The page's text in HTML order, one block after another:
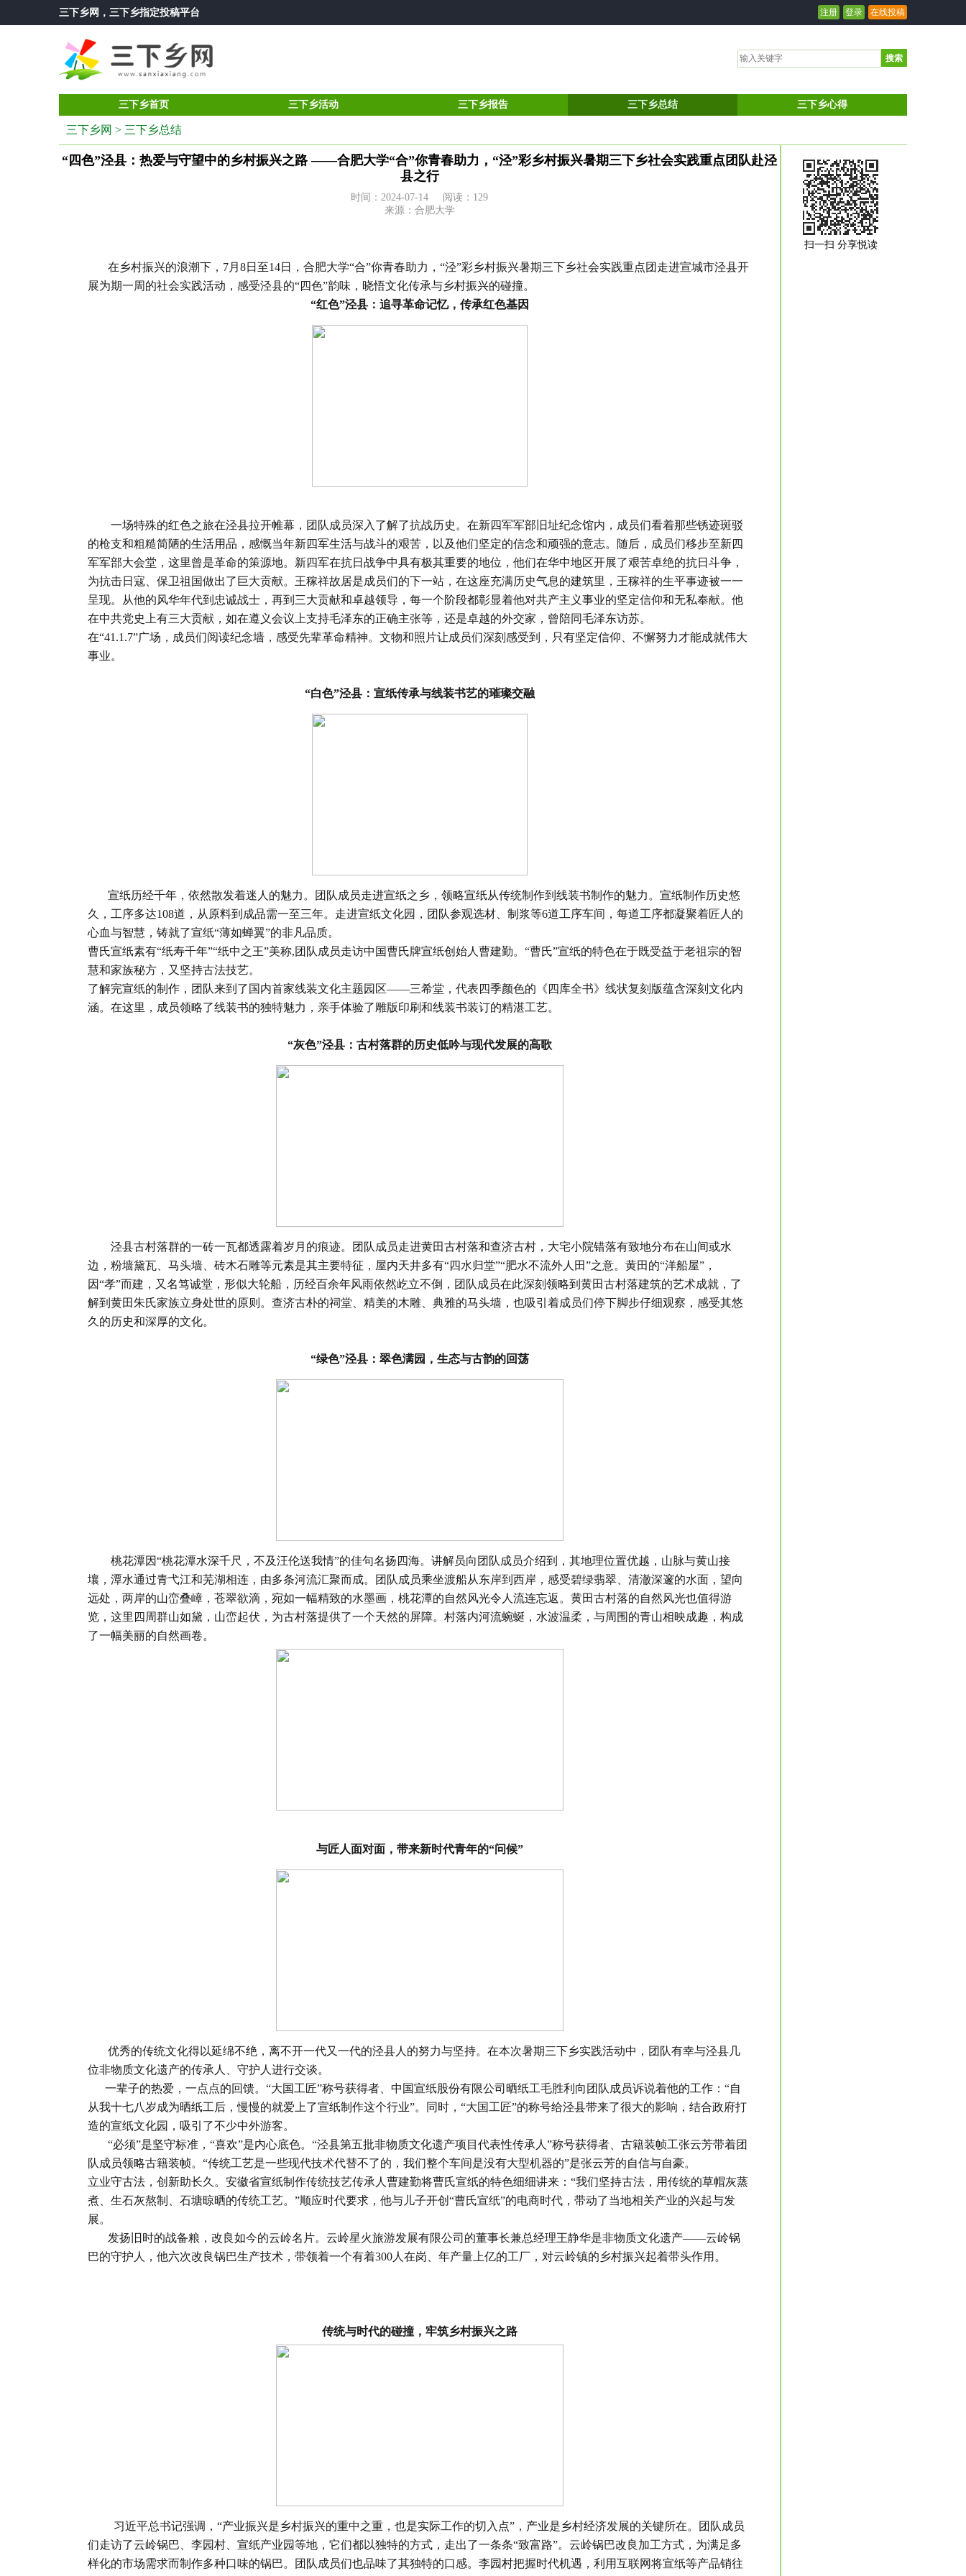
注册 登录 在线投稿
三下乡网 ，三下乡指定投稿平台
搜索
三下乡首页 三下乡活动 三下乡报告 三下乡总结 三下乡心得
三下乡网 > 三下乡总结
“四色”泾县：热爱与守望中的乡村振兴之路 ——合肥大学“合”你青春助力，“泾”彩乡村振兴暑期三下乡社会实践重点团队赴泾
县之行
时间：2024-07-14 阅读： 129
来源：合肥大学
在乡村振兴的浪潮下，7月8日至14日，合肥大学“合”你青春助力，“泾”彩乡村振兴暑期三下乡社会实践重点团走进宣城市泾县开
展为期一周的社会实践活动，感受泾县的“四色”韵味，晓悟文化传承与乡村振兴的碰撞。
“红色”泾县：追寻革命记忆，传承红色基因
一场特殊的红色之旅在泾县拉开帷幕，团队成员深入了解了抗战历史。在新四军军部旧址纪念馆内，成员们看着那些锈迹斑驳
的枪支和粗糙简陋的生活用品，感慨当年新四军生活与战斗的艰苦，以及他们坚定的信念和顽强的意志。随后，成员们移步至新四
军军部大会堂，这里曾是革命的策源地。新四军在抗日战争中具有极其重要的地位，他们在华中地区开展了艰苦卓绝的抗日斗争，
为抗击日寇、保卫祖国做出了巨大贡献。王稼祥故居是成员们的下一站，在这座充满历史气息的建筑里，王稼祥的生平事迹被一一
呈现。从他的风华年代到忠诚战士，再到三大贡献和卓越领导，每一个阶段都彰显着他对共产主义事业的坚定信仰和无私奉献。他
在中共党史上有三大贡献，如在遵义会议上支持毛泽东的正确主张等，还是卓越的外交家，曾陪同毛泽东访苏。
在“41.1.7”广场，成员们阅读纪念墙，感受先辈革命精神。文物和照片让成员们深刻感受到，只有坚定信仰、不懈努力才能成就伟大
事业。
“白色”泾县：宣纸传承与线装书艺的璀璨交融
宣纸历经千年，依然散发着迷人的魅力。团队成员走进宣纸之乡，领略宣纸从传统制作到线装书制作的魅力。宣纸制作历史悠
久，工序多达108道，从原料到成品需一至三年。走进宣纸文化园，团队参观选材、制浆等6道工序车间，每道工序都凝聚着匠人的
心血与智慧，铸就了宣纸“薄如蝉翼”的非凡品质。
曹氏宣纸素有“纸寿千年”“纸中之王”美称,团队成员走访中国曹氏牌宣纸创始人曹建勤。“曹氏”宣纸的特色在于既受益于老祖宗的智
慧和家族秘方，又坚持古法技艺。
了解完宣纸的制作，团队来到了国内首家线装文化主题园区——三希堂，代表四季颜色的《四库全书》线状复刻版蕴含深刻文化内
涵。在这里，成员领略了线装书的独特魅力，亲手体验了雕版印刷和线装书装订的精湛工艺。
“灰色”泾县：古村落群的历史低吟与现代发展的高歌
泾县古村落群的一砖一瓦都透露着岁月的痕迹。团队成员走进黄田古村落和查济古村，大宅小院错落有致地分布在山间或水
边，粉墙黛瓦、马头墙、砖木石雕等元素是其主要特征，屋内天井多有“四水归堂”“肥水不流外人田”之意。黄田的“洋船屋”，
因“孝”而建，又名笃诚堂，形似大轮船，历经百余年风雨依然屹立不倒，团队成员在此深刻领略到黄田古村落建筑的艺术成就，了
解到黄田朱氏家族立身处世的原则。查济古朴的祠堂、精美的木雕、典雅的马头墙，也吸引着成员们停下脚步仔细观察，感受其悠
久的历史和深厚的文化。
“绿色”泾县：翠色满园，生态与古韵的回荡
桃花潭因“桃花潭水深千尺，不及汪伦送我情”的佳句名扬四海。讲解员向团队成员介绍到，其地理位置优越，山脉与黄山接
壤，潭水通过青弋江和芜湖相连，由多条河流汇聚而成。团队成员乘坐渡船从东岸到西岸，感受碧绿翡翠、清澈深邃的水面，望向
远处，两岸的山峦叠嶂，苍翠欲滴，宛如一幅精致的水墨画，桃花潭的自然风光令人流连忘返。黄田古村落的自然风光也值得游
览，这里四周群山如黛，山峦起伏，为古村落提供了一个天然的屏障。村落内河流蜿蜒，水波温柔，与周围的青山相映成趣，构成
了一幅美丽的自然画卷。
与匠人面对面，带来新时代青年的“问候”
优秀的传统文化得以延绵不绝，离不开一代又一代的泾县人的努力与坚持。在本次暑期三下乡实践活动中，团队有幸与泾县几
位非物质文化遗产的传承人、守护人进行交谈。
一辈子的热爱，一点点的回馈。“大国工匠”称号获得者、中国宣纸股份有限公司晒纸工毛胜利向团队成员诉说着他的工作：“自
从我十七八岁成为晒纸工后，慢慢的就爱上了宣纸制作这个行业”。同时，“大国工匠”的称号给泾县带来了很大的影响，结合政府打
造的宣纸文化园，吸引了不少中外游客。
“必须”是坚守标准，“喜欢”是内心底色。“泾县第五批非物质文化遗产项目代表性传承人”称号获得者、古籍装帧工张云芳带着团
队成员领略古籍装帧。“传统工艺是一些现代技术代替不了的，我们整个车间是没有大型机器的”是张云芳的自信与自豪。
立业守古法，创新助长久。安徽省宣纸制作传统技艺传承人曹建勤将曹氏宣纸的特色细细讲来：“我们坚持古法，用传统的草帽灰蒸
煮、生石灰熬制、石塘晾晒的传统工艺。”顺应时代要求，他与儿子开创“曹氏宣纸”的电商时代，带动了当地相关产业的兴起与发
展。
发扬旧时的战备粮，改良如今的云岭名片。云岭星火旅游发展有限公司的董事长兼总经理王静华是非物质文化遗产——云岭锅
巴的守护人，他六次改良锅巴生产技术，带领着一个有着300人在岗、年产量上亿的工厂，对云岭镇的乡村振兴起着带头作用。
传统与时代的碰撞，牢筑乡村振兴之路
习近平总书记强调，“产业振兴是乡村振兴的重中之重，也是实际工作的切入点”，产业是乡村经济发展的关键所在。团队成员
们走访了云岭锅巴、李园村、宣纸产业园等地，它们都以独特的方式，走出了一条条“致富路”。云岭锅巴改良加工方式，为满足多
样化的市场需求而制作多种口味的锅巴。团队成员们也品味了其独特的口感。李园村把握时代机遇，利用互联网将宣纸等产品销往
扫一扫 分享悦读